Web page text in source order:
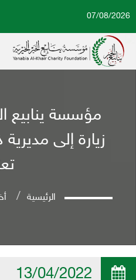
07/08/2026
مؤسسة ينابيع
زيارة إلى
الرئيسية